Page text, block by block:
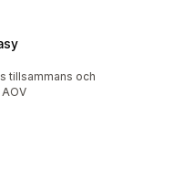
tillsammans och